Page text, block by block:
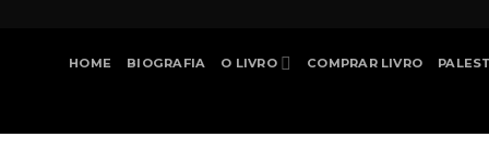
HOME BIOGRAFIA O LIVRO COMPRAR LIVRO